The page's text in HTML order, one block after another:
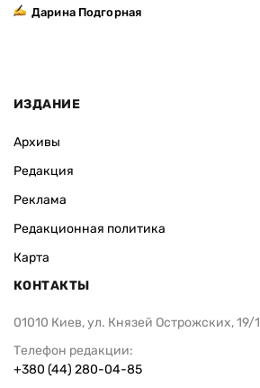
Дарина Подгорная
ИЗДАНИЕ
Архивы
Редакция
Реклама
Редакционная политика
Карта
КОНТАКТЫ
01010 Киев, ул. Князей Острожских, 19/1
Телефон редакции:
+380 (44) 280-04-85